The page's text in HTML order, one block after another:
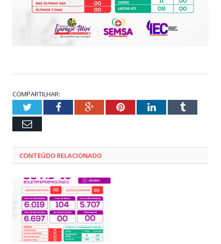
COMPARTILHAR:
TwitterFacebookGoogle+PinterestLinkedInTumblr
Email
CONTEÚDO RELACIONADO